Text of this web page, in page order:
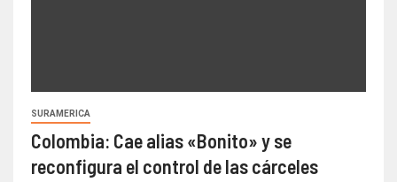
SURAMERICA
Colombia: Cae alias «Bonito» y se
reconfigura el control de las cárceles